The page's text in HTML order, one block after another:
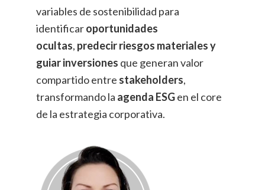
variables de sostenibilidad para
identificaroportunidades
ocultas, predecir riesgos materiales y
guiar inversiones que generan valor
compartido entre stakeholders,
transformando la agenda ESGen el core
de la estrategia corporativa.